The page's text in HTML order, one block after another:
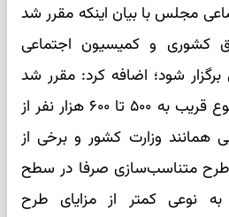
مجلس با بیان اینکه مقرر شد
کشوری و کمیسیون اجتماعی
شود؛ اضافه کرد: مقرر شد
ظرف مدت یک ماه موضوع قریب به ۵۰۰ تا ۶۰۰ هزار نفر از
همانند وزارت کشور و برخی از
طرح متناسب‌سازی صرفا در سطح
نوعی کمتر از مزایای طرح